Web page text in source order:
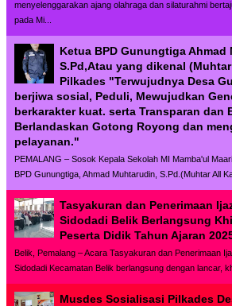
menyelenggarakan ajang olahraga dan silaturahmi
pada Mi...
Ketua BPD Gunungtiga Ahmad
S.Pd,Atau yang dikenal
Pilkades "Terwujudnya Desa
berjiwa sosial, Peduli, Mewujudkan
berkarakter kuat. serta Transparan dan
Berlandaskan Gotong Royong dan
pelayanan."
PEMALANG – Sosok Kepala Sekolah MI Mamba'ul
BPD Gunungtiga, Ahmad Muhtarudin, S.Pd.(Muhtar All
Tasyakuran dan Penerimaan
Sidodadi Belik Berlangsung
Peserta Didik Tahun Ajaran
Belik, Pemalang – Acara Tasyakuran dan Penerimaan
Sidodadi Kecamatan Belik berlangsung dengan lancar,
Musdes Sosialisasi Pilkades